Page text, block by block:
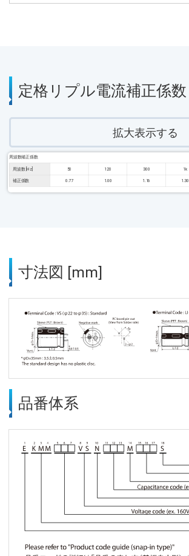
定格リプル電流補正係数
拡大表示する
周波数補正係数
周波数 [Hz] 50 120 300 1k
補正係数 0.77 1.00 1.16 1.30
寸法図 [mm]
品番体系